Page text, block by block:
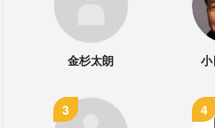
金杉太朗